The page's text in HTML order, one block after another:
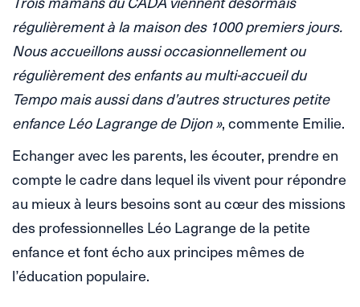
régulièrement à la maison des 1000 premiers jours.
Nous accueillons aussi occasionnellement ou
régulièrement des enfants au multi-accueil du
Tempo mais aussi dans d’autres structures petite
enfance Léo Lagrange de Dijon », commente Emilie.
Echanger avec les parents, les écouter, prendre en
compte le cadre dans lequel ils vivent pour répondre
au mieux à leurs besoins sont au cœur des missions
des professionnelles Léo Lagrange de la petite
enfance et font écho aux principes mêmes de
l’éducation populaire.